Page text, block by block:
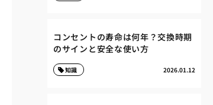
コンセントの寿命は何年？交換時期
のサインと安全な使い方
2026.01.12
知識